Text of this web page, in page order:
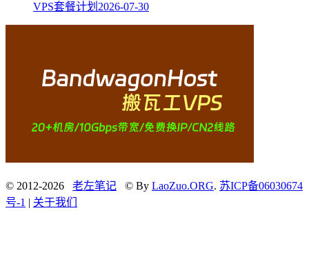
VPS套餐计划 2026-07-30
© 2012-2026 老左笔记 © By LaoZuo.ORG. 苏ICP备06030674
号-1 | 关于我们